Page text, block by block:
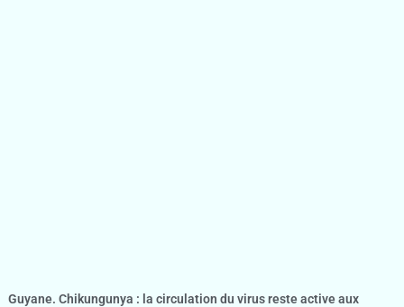
Guyane. Chikungunya : la circulation du virus reste active aux